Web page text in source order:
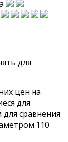
для
цен на
для
сравнения
110